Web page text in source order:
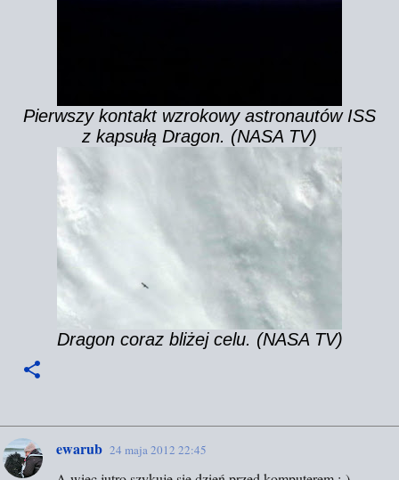
Pierwszy kontakt wzrokowy astronautów ISS
z kapsułą Dragon. (NASA TV)
Dragon coraz bliżej celu. (NASA TV)
K
ewarub 24 maja 2012 22:45